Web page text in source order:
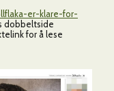
er-klare-for-
dobbeltside
for å lese